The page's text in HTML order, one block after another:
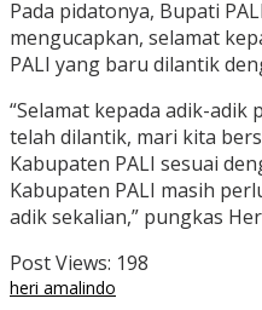
Pada pidatonya, Bupati
mengucapkan, selamat
PALI yang baru dilantik
“Selamat kepada adik-adik
telah dilantik, mari kita
Kabupaten PALI sesuai
Kabupaten PALI masih
adik sekalian,” pungkas
Post Views: 198
heri amalindo